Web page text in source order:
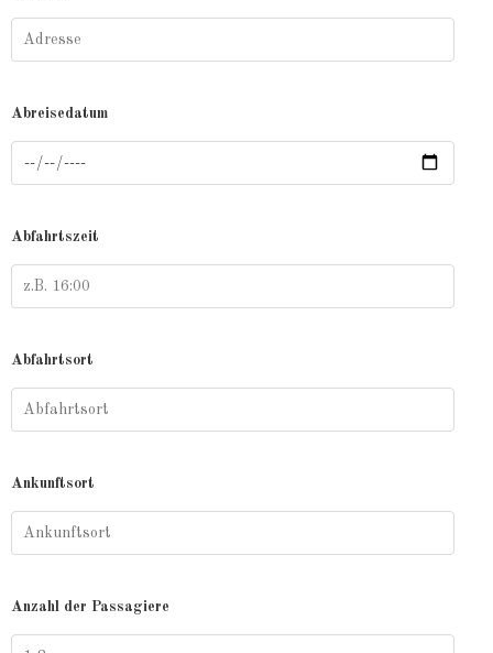
Abreisedatum
Abfahrtszeit
Abfahrtsort
Ankunftsort
Anzahl der Passagiere